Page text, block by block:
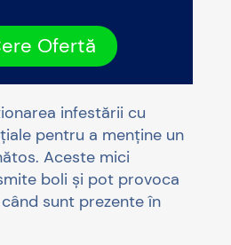
Ofertă
infestării cu
pentru a menține un
Aceste mici
boli și pot provoca
sunt prezente în